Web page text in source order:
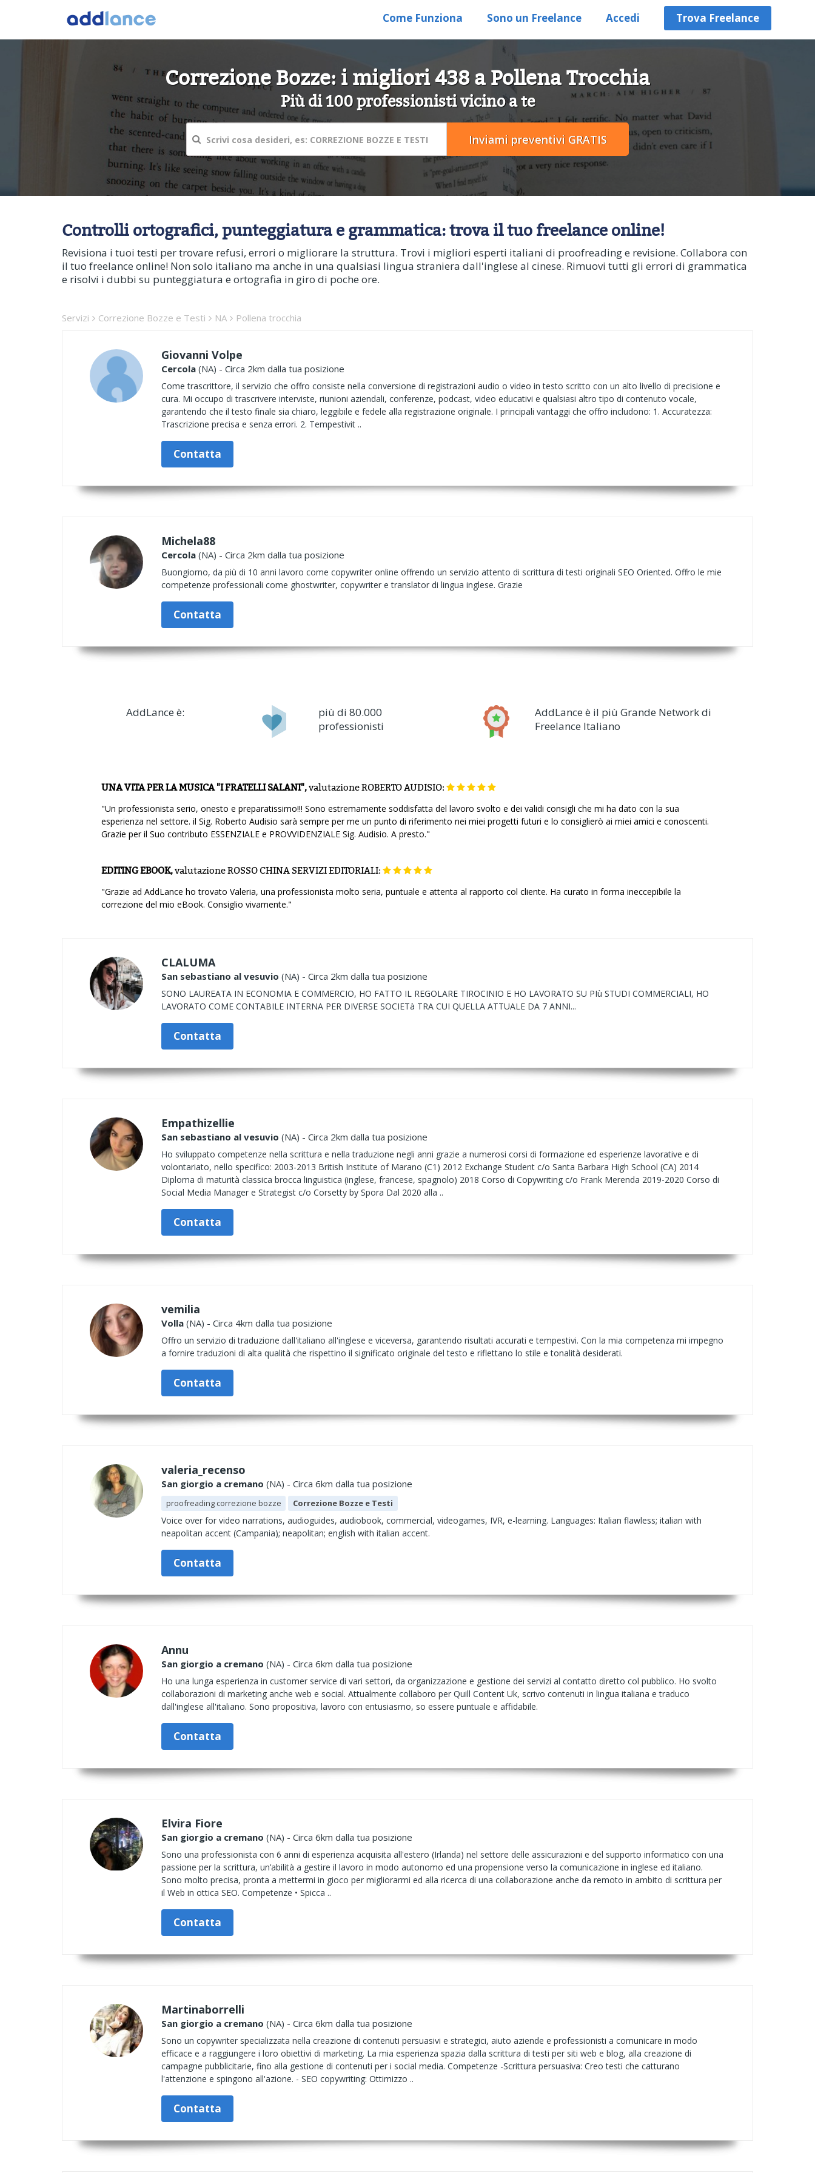
Come Funziona Sono un Freelance Accedi Trova Freelance
Correzione Bozze: i migliori 438 a Pollena Trocchia
Più di 100 professionisti vicino a te
Controlli ortografici, punteggiatura e grammatica: trova il tuo freelance online!
Revisiona i tuoi testi per trovare refusi, errori o migliorare la struttura. Trovi i migliori esperti italiani di proofreading e revisione. Collabora con
il tuo freelance online! Non solo italiano ma anche in una qualsiasi lingua straniera dall'inglese al cinese. Rimuovi tutti gli errori di grammatica
e risolvi i dubbi su punteggiatura e ortografia in giro di poche ore.
Servizi Correzione Bozze e Testi NA Pollena trocchia
Giovanni Volpe
Cercola (NA) - Circa 2km dalla tua posizione
Come trascrittore, il servizio che offro consiste nella conversione di registrazioni audio o video in testo scritto con un alto livello di precisione e
cura. Mi occupo di trascrivere interviste, riunioni aziendali, conferenze, podcast, video educativi e qualsiasi altro tipo di contenuto vocale,
garantendo che il testo finale sia chiaro, leggibile e fedele alla registrazione originale. I principali vantaggi che offro includono: 1. Accuratezza:
Trascrizione precisa e senza errori. 2. Tempestivit ..
Contatta
Michela88
Cercola (NA) - Circa 2km dalla tua posizione
Buongiorno, da più di 10 anni lavoro come copywriter online offrendo un servizio attento di scrittura di testi originali SEO Oriented. Offro le mie
competenze professionali come ghostwriter, copywriter e translator di lingua inglese. Grazie
Contatta
AddLance è:
più di 80.000
professionisti
AddLance è il più Grande Network di
Freelance Italiano
UNA VITA PER LA MUSICA "I FRATELLI SALANI",valutazioneROBERTO AUDISIO:
"Un professionista serio, onesto e preparatissimo!!! Sono estremamente soddisfatta del lavoro svolto e dei validi consigli che mi ha dato con la sua
esperienza nel settore. il Sig. Roberto Audisio sarà sempre per me un punto di riferimento nei miei progetti futuri e lo consiglierò ai miei amici e conoscenti.
Grazie per il Suo contributo ESSENZIALE e PROVVIDENZIALE Sig. Audisio. A presto."
EDITING EBOOK,valutazioneROSSO CHINA SERVIZI EDITORIALI:
"Grazie ad AddLance ho trovato Valeria, una professionista molto seria, puntuale e attenta al rapporto col cliente. Ha curato in forma ineccepibile la
correzione del mio eBook. Consiglio vivamente."
CLALUMA
San sebastiano al vesuvio (NA) - Circa 2km dalla tua posizione
SONO LAUREATA IN ECONOMIA E COMMERCIO, HO FATTO IL REGOLARE TIROCINIO E HO LAVORATO SU PIù STUDI COMMERCIALI, HO
LAVORATO COME CONTABILE INTERNA PER DIVERSE SOCIETà TRA CUI QUELLA ATTUALE DA 7 ANNI...
Contatta
Empathizellie
San sebastiano al vesuvio (NA) - Circa 2km dalla tua posizione
Ho sviluppato competenze nella scrittura e nella traduzione negli anni grazie a numerosi corsi di formazione ed esperienze lavorative e di
volontariato, nello specifico: 2003-2013 British Institute of Marano (C1) 2012 Exchange Student c/o Santa Barbara High School (CA) 2014
Diploma di maturità classica brocca linguistica (inglese, francese, spagnolo) 2018 Corso di Copywriting c/o Frank Merenda 2019-2020 Corso di
Social Media Manager e Strategist c/o Corsetty by Spora Dal 2020 alla ..
Contatta
vemilia
Volla (NA) - Circa 4km dalla tua posizione
Offro un servizio di traduzione dall'italiano all'inglese e viceversa, garantendo risultati accurati e tempestivi. Con la mia competenza mi impegno
a fornire traduzioni di alta qualità che rispettino il significato originale del testo e riflettano lo stile e tonalità desiderati.
Contatta
valeria_recenso
San giorgio a cremano (NA) - Circa 6km dalla tua posizione
proofreading correzione bozze Correzione Bozze e Testi
Voice over for video narrations, audioguides, audiobook, commercial, videogames, IVR, e-learning. Languages: Italian flawless; italian with
neapolitan accent (Campania); neapolitan; english with italian accent.
Contatta
Annu
San giorgio a cremano (NA) - Circa 6km dalla tua posizione
Ho una lunga esperienza in customer service di vari settori, da organizzazione e gestione dei servizi al contatto diretto col pubblico. Ho svolto
collaborazioni di marketing anche web e social. Attualmente collaboro per Quill Content Uk, scrivo contenuti in lingua italiana e traduco
dall'inglese all'italiano. Sono propositiva, lavoro con entusiasmo, so essere puntuale e affidabile.
Contatta
Elvira Fiore
San giorgio a cremano (NA) - Circa 6km dalla tua posizione
Sono una professionista con 6 anni di esperienza acquisita all'estero (Irlanda) nel settore delle assicurazioni e del supporto informatico con una
passione per la scrittura, un’abilità a gestire il lavoro in modo autonomo ed una propensione verso la comunicazione in inglese ed italiano.
Sono molto precisa, pronta a mettermi in gioco per migliorarmi ed alla ricerca di una collaborazione anche da remoto in ambito di scrittura per
il Web in ottica SEO. Competenze • Spicca ..
Contatta
Martinaborrelli
San giorgio a cremano (NA) - Circa 6km dalla tua posizione
Sono un copywriter specializzata nella creazione di contenuti persuasivi e strategici, aiuto aziende e professionisti a comunicare in modo
efficace e a raggiungere i loro obiettivi di marketing. La mia esperienza spazia dalla scrittura di testi per siti web e blog, alla creazione di
campagne pubblicitarie, fino alla gestione di contenuti per i social media. Competenze -Scrittura persuasiva: Creo testi che catturano
l'attenzione e spingono all'azione. - SEO copywriting: Ottimizzo ..
Contatta